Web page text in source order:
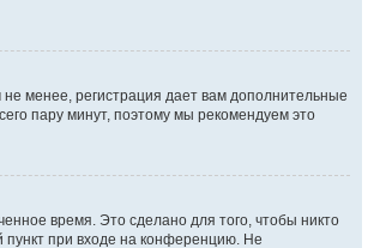
менее, регистрация дает вам дополнительные
пару минут, поэтому мы рекомендуем это
время. Это сделано для того, чтобы никто
пункт при входе на конференцию. Не